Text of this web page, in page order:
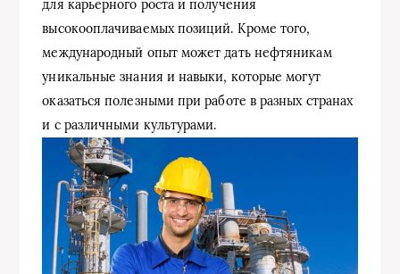
для карьерного роста и получения
высокооплачиваемых позиций. Кроме того,
международный опыт может дать нефтяникам
уникальные знания и навыки, которые могут
оказаться полезными при работе в разных странах
и с различными культурами.